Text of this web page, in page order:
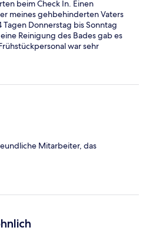
beim Check In. Einen
meines gehbehinderten Vaters
Donnerstag bis Sonntag
Reinigung des Bades gab es
war sehr
Mitarbeiter, das